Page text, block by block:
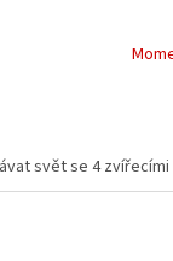
svět se 4 zvířecími